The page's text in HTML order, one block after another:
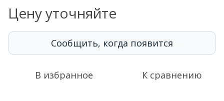
Цену уточняйте
Сообщить, когда появится
В избранное К сравнению